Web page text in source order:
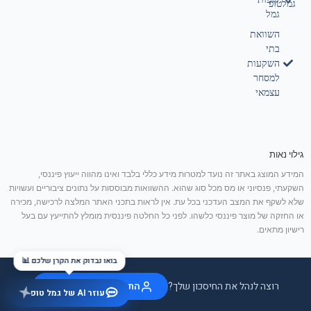
גמל
השוואת
בתי
השקעות
למסחר
עצמאי
גמלטופ
גילוי נאות
המידע המוצג באתר זה נועד למטרות מידע כללי בלבד ואינו מהווה ייעוץ פיננסי,
השקעתי, פנסיוני או מס מכל סוג שהוא. ההשוואות מבוססות על נתונים ציבוריים ועשויות
שלא לשקף את המצב העדכני בכל עת. אין לראות בתכני האתר המלצה לרכישה, מכירה
או החזקה של מוצר פיננסי כלשהו. לפני כל החלטה פיננסית מומלץ להתייעץ עם בעל
רישיון מתאים.
רוצה לנהל את החיסכון שלך? התחבר / הצטרף בחינם
עוזר AI של גמל טופ
בואו נבדוק את הקרן שלכם 📊